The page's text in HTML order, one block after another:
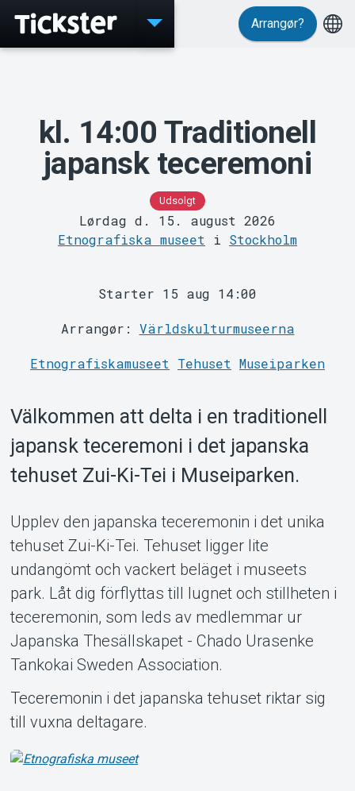
MyTickster
Om Tickster
Arrangør?
kl. 14:00 Traditionell
japansk teceremoni
Udsolgt
Lørdag d. 15. august 2026
Etnografiska museet i Stockholm
Starter 15 aug 14:00
Arrangør: Världskulturmuseerna
Etnografiskamuseet Tehuset Museiparken
Välkommen att delta i en traditionell
japansk teceremoni i det japanska
tehuset Zui-Ki-Tei i Museiparken.
Upplev den japanska teceremonin i det unika
tehuset Zui-Ki-Tei. Tehuset ligger lite
undangömt och vackert beläget i museets
park. Låt dig förflyttas till lugnet och stillheten i
teceremonin, som leds av medlemmar ur
Japanska Thesällskapet - Chado Urasenke
Tankokai Sweden Association.
Teceremonin i det japanska tehuset riktar sig
till vuxna deltagare.